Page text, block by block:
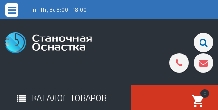
Пн—Пт, Вс 8:00—18:00
КАТАЛОГ ТОВАРОВ 0